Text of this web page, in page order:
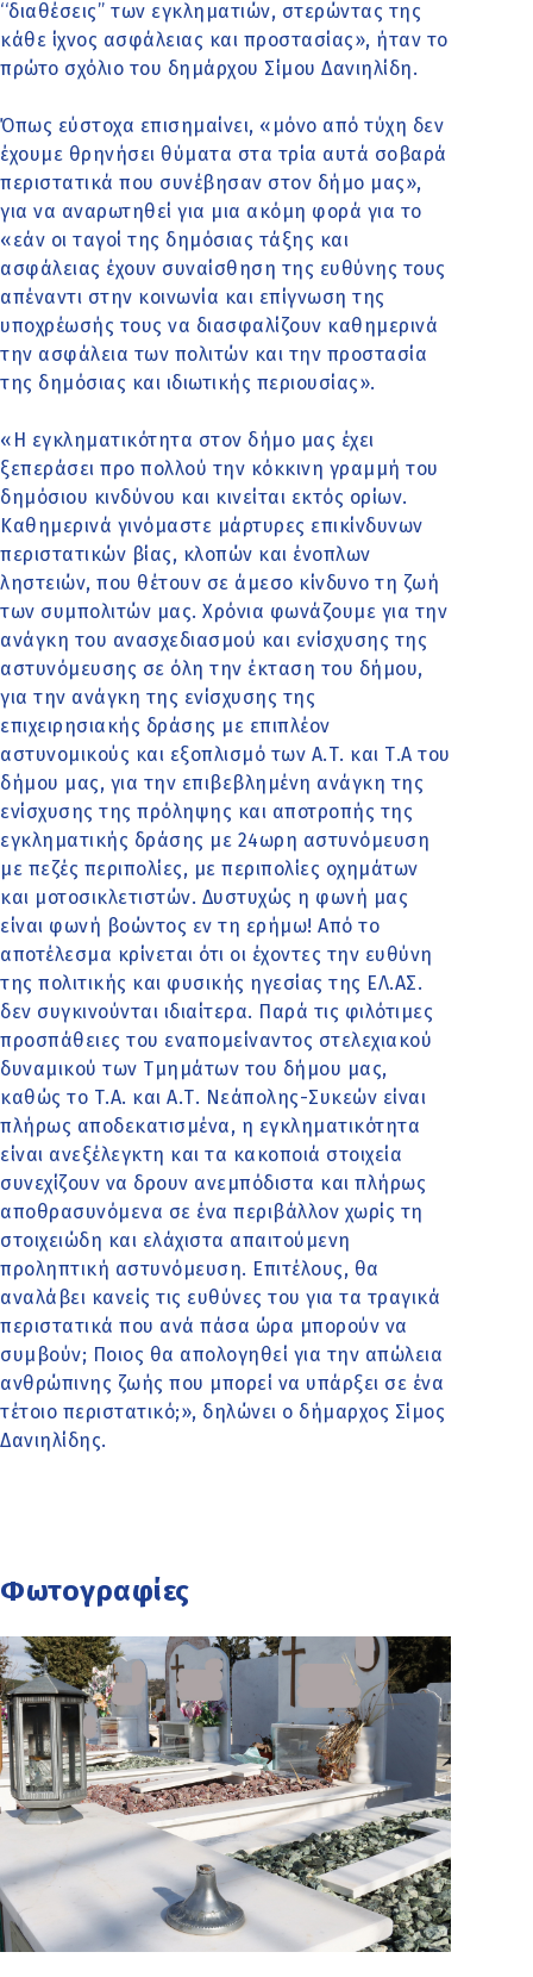
‘‘διαθέσεις’’ των εγκληματιών, στερώντας της
κάθε ίχνος ασφάλειας και προστασίας», ήταν το
πρώτο σχόλιο του δημάρχου Σίμου Δανιηλίδη.
Όπως εύστοχα επισημαίνει, «μόνο από τύχη δεν
έχουμε θρηνήσει θύματα στα τρία αυτά σοβαρά
περιστατικά που συνέβησαν στον δήμο μας»,
για να αναρωτηθεί για μια ακόμη φορά για το
«εάν οι ταγοί της δημόσιας τάξης και
ασφάλειας έχουν συναίσθηση της ευθύνης τους
απέναντι στην κοινωνία και επίγνωση της
υποχρέωσής τους να διασφαλίζουν καθημερινά
την ασφάλεια των πολιτών και την προστασία
της δημόσιας και ιδιωτικής περιουσίας».
«Η εγκληματικότητα στον δήμο μας έχει
ξεπεράσει προ πολλού την κόκκινη γραμμή του
δημόσιου κινδύνου και κινείται εκτός ορίων.
Καθημερινά γινόμαστε μάρτυρες επικίνδυνων
περιστατικών βίας, κλοπών και ένοπλων
ληστειών, που θέτουν σε άμεσο κίνδυνο τη ζωή
των συμπολιτών μας. Χρόνια φωνάζουμε για την
ανάγκη του ανασχεδιασμού και ενίσχυσης της
αστυνόμευσης σε όλη την έκταση του δήμου,
για την ανάγκη της ενίσχυσης της
επιχειρησιακής δράσης με επιπλέον
αστυνομικούς και εξοπλισμό των Α.Τ. και Τ.Α του
δήμου μας, για την επιβεβλημένη ανάγκη της
ενίσχυσης της πρόληψης και αποτροπής της
εγκληματικής δράσης με 24ωρη αστυνόμευση
με πεζές περιπολίες, με περιπολίες οχημάτων
και μοτοσικλετιστών. Δυστυχώς η φωνή μας
είναι φωνή βοώντος εν τη ερήμω! Από το
αποτέλεσμα κρίνεται ότι οι έχοντες την ευθύνη
της πολιτικής και φυσικής ηγεσίας της ΕΛ.ΑΣ.
δεν συγκινούνται ιδιαίτερα. Παρά τις φιλότιμες
προσπάθειες του εναπομείναντος στελεχιακού
δυναμικού των Τμημάτων του δήμου μας,
καθώς το Τ.Α. και Α.Τ. Νεάπολης-Συκεών είναι
πλήρως αποδεκατισμένα, η εγκληματικότητα
είναι ανεξέλεγκτη και τα κακοποιά στοιχεία
συνεχίζουν να δρουν ανεμπόδιστα και πλήρως
αποθρασυνόμενα σε ένα περιβάλλον χωρίς τη
στοιχειώδη και ελάχιστα απαιτούμενη
προληπτική αστυνόμευση. Επιτέλους, θα
αναλάβει κανείς τις ευθύνες του για τα τραγικά
περιστατικά που ανά πάσα ώρα μπορούν να
συμβούν; Ποιος θα απολογηθεί για την απώλεια
ανθρώπινης ζωής που μπορεί να υπάρξει σε ένα
τέτοιο περιστατικό;», δηλώνει ο δήμαρχος Σίμος
Δανιηλίδης.
Φωτογραφίες